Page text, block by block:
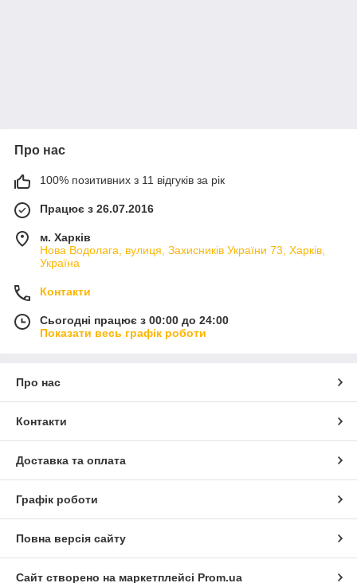
Про нас
100% позитивних з 11 відгуків за рік
Працює з 26.07.2016
м. Харків
Нова Водолага, вулиця, Захисників України 73, Харків,
Україна
Контакти
Сьогодні працює з 00:00 до 24:00
Показати весь графік роботи
Про нас
Контакти
Доставка та оплата
Графік роботи
Повна версія сайту
Сайт створено на маркетплейсі Prom.ua